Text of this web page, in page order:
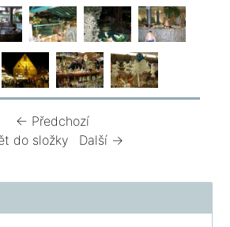
← Předchozí
do složky
Další →